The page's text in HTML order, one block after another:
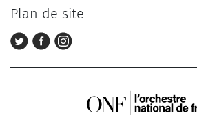
Plan de site